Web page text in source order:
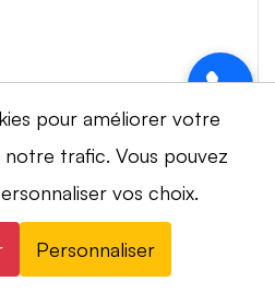
à Mont-Tramelan
de vidéosurveillance à
visionnage smartphone,
pour améliorer votre
trafic. Vous pouvez
vos choix.
Personnaliser
vient de
×
min· 24h/24 · 7j/7 ·
WhatsApp